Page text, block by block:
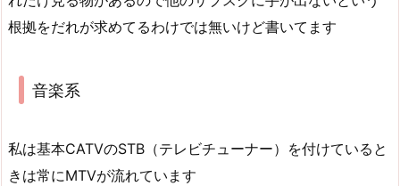
根拠をだれが求めてるわけでは無いけど書いてます
音楽系
私は基本CATVのSTB（テレビチューナー）を付けていると
きは常にMTVが流れています